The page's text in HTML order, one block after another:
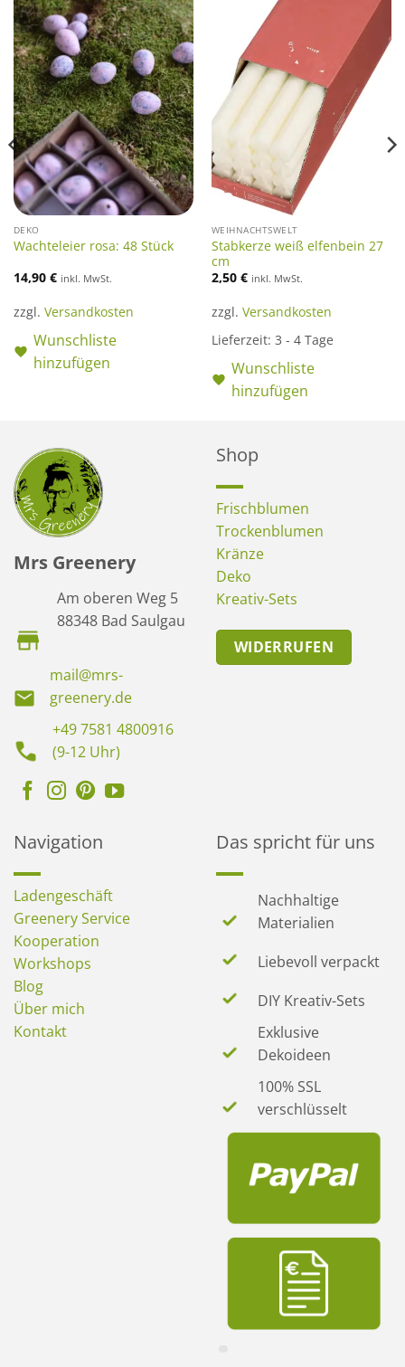
DEKO
Wachteleier rosa: 48 Stück
14,90 € inkl. MwSt.
zzgl. Versandkosten
Wunschliste
hinzufügen
WEIHNACHTSWELT
Stabkerze weiß elfenbein 27
cm
2,50 € inkl. MwSt.
zzgl. Versandkosten
Lieferzeit: 3 - 4 Tage
Wunschliste
hinzufügen
Mrs Greenery
Am oberen Weg 5
88348 Bad Saulgau
mail@mrs-
greenery.de
+49 7581 4800916
(9-12 Uhr)
Shop
Frischblumen
Trockenblumen
Kränze
Deko
Kreativ-Sets
WIDERRUFEN
Navigation
Ladengeschäft
Greenery Service
Kooperation
Workshops
Blog
Über mich
Kontakt
Das spricht für uns
Nachhaltige
Materialien
Liebevoll verpackt
DIY Kreativ-Sets
Exklusive
Dekoideen
100% SSL
verschlüsselt